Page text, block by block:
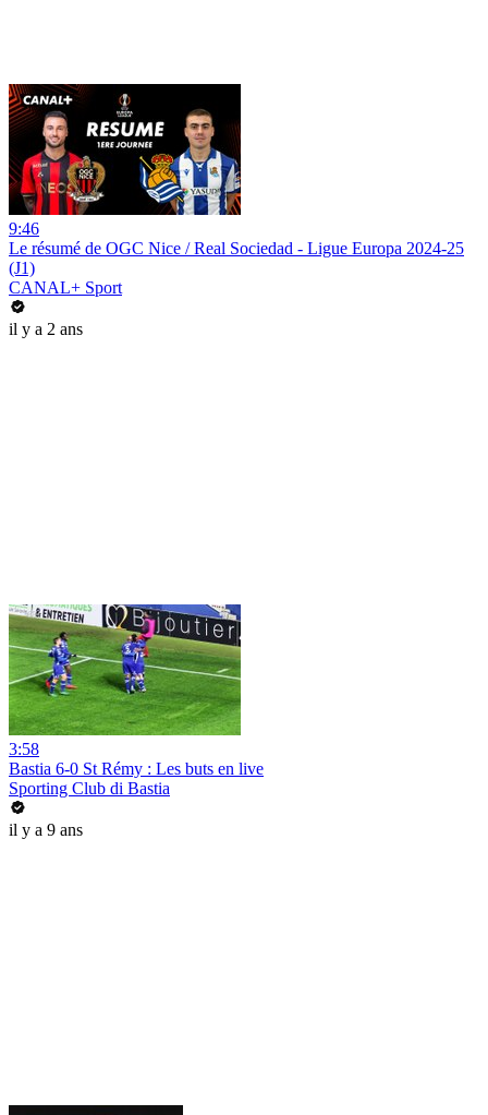
9:46
Le résumé de OGC Nice / Real Sociedad - Ligue Europa 2024-25
(J1)
CANAL+ Sport
il y a 2 ans
3:58
Bastia 6-0 St Rémy : Les buts en live
Sporting Club di Bastia
il y a 9 ans